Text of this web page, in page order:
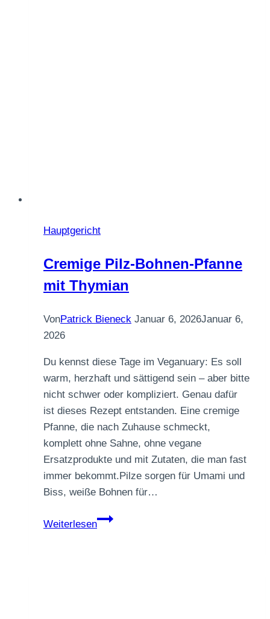
Hauptgericht
Cremige Pilz-Bohnen-Pfanne
mit Thymian
VonPatrick Bieneck Januar 6, 2026Januar 6,
2026
Du kennst diese Tage im Veganuary: Es soll
warm, herzhaft und sättigend sein – aber bitte
nicht schwer oder kompliziert. Genau dafür
ist dieses Rezept entstanden. Eine cremige
Pfanne, die nach Zuhause schmeckt,
komplett ohne Sahne, ohne vegane
Ersatzprodukte und mit Zutaten, die man fast
immer bekommt.Pilze sorgen für Umami und
Biss, weiße Bohnen für…
Weiterlesen
Cremige